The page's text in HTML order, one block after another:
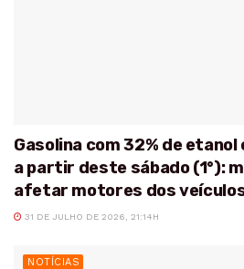
Gasolina com 32% de
a partir deste sábado (1°):
afetar motores dos
31 DE JULHO DE 2026, 21:14H
NOTÍCIAS